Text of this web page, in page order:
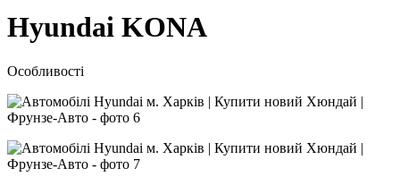
Hyundai KONA
Особливості